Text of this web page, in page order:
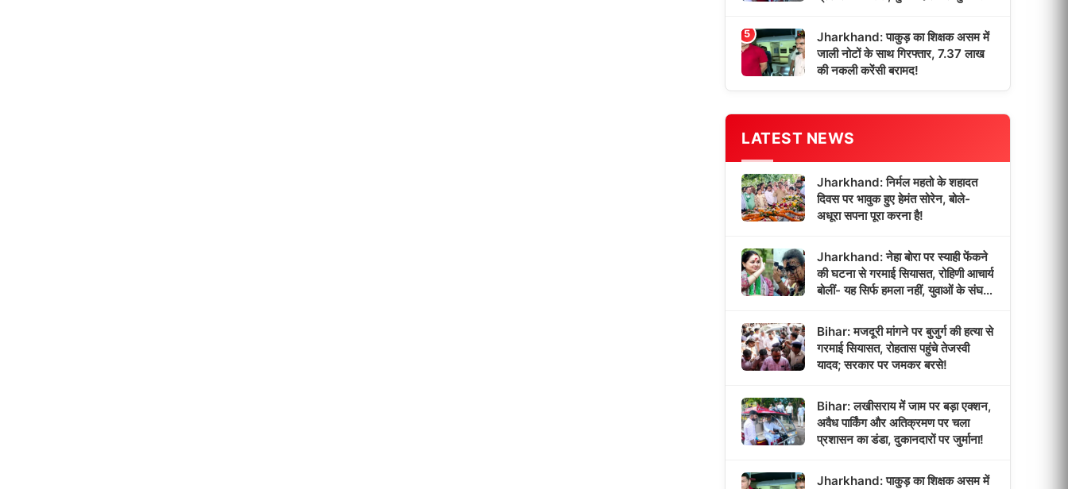
5
Jharkhand: पाकुड़ का शिक्षक असम में
जाली नोटों के साथ गिरफ्तार, 7.37 लाख
की नकली करेंसी बरामद!
LATEST NEWS
Jharkhand: निर्मल महतो के शहादत
दिवस पर भावुक हुए हेमंत सोरेन, बोले-
अधूरा सपना पूरा करना है!
Jharkhand: नेहा बोरा पर स्याही फेंकने
की घटना से गरमाई सियासत, रोहिणी आचार्य
बोलीं- यह सिर्फ हमला नहीं, युवाओं के संघर्ष
Bihar: मजदूरी मांगने पर बुजुर्ग की हत्या से
गरमाई सियासत, रोहतास पहुंचे तेजस्वी
यादव; सरकार पर जमकर बरसे!
Bihar: लखीसराय में जाम पर बड़ा एक्शन,
अवैध पार्किंग और अतिक्रमण पर चला
प्रशासन का डंडा, दुकानदारों पर जुर्माना!
Jharkhand: पाकुड़ का शिक्षक असम में